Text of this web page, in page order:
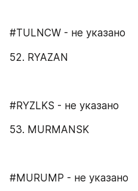
#TULNCW - не указано
52. RYAZAN
#RYZLKS - не указано
53. MURMANSK
#MURUMP - не указано